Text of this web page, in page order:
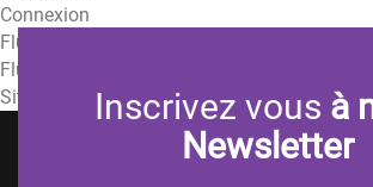
Connexion
Flux des publications
Flux des commentaires
Site de WordPress-FRInscrivez vous à
Newsletter